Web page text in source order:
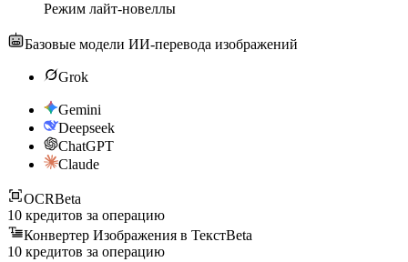
Режим лайт-новеллы
Базовые модели ИИ-перевода изображений
Grok
Gemini
Deepseek
ChatGPT
Claude
OCRBeta
10 кредитов за операцию
Конвертер Изображения в ТекстBeta
10 кредитов за операцию